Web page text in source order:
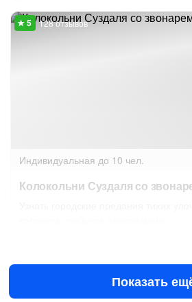
128 отзывов
Индивидуальная до 10 чел.
Колокольни Суздаля со
15 000 ₽за всё до 10 чел.
Показать